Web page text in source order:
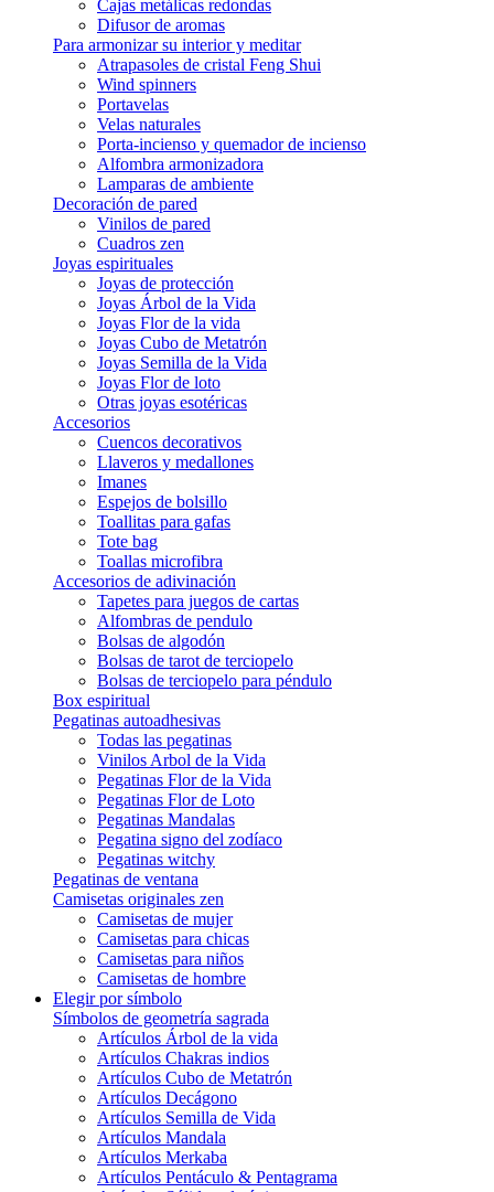
Cajas metálicas redondas
Difusor de aromas
Para armonizar su interior y meditar
Atrapasoles de cristal Feng Shui
Wind spinners
Portavelas
Velas naturales
Porta-incienso y quemador de incienso
Alfombra armonizadora
Lamparas de ambiente
Decoración de pared
Vinilos de pared
Cuadros zen
Joyas espirituales
Joyas de protección
Joyas Árbol de la Vida
Joyas Flor de la vida
Joyas Cubo de Metatrón
Joyas Semilla de la Vida
Joyas Flor de loto
Otras joyas esotéricas
Accesorios
Cuencos decorativos
Llaveros y medallones
Imanes
Espejos de bolsillo
Toallitas para gafas
Tote bag
Toallas microfibra
Accesorios de adivinación
Tapetes para juegos de cartas
Alfombras de pendulo
Bolsas de algodón
Bolsas de tarot de terciopelo
Bolsas de terciopelo para péndulo
Box espiritual
Pegatinas autoadhesivas
Todas las pegatinas
Vinilos Arbol de la Vida
Pegatinas Flor de la Vida
Pegatinas Flor de Loto
Pegatinas Mandalas
Pegatina signo del zodíaco
Pegatinas witchy
Pegatinas de ventana
Camisetas originales zen
Camisetas de mujer
Camisetas para chicas
Camisetas para niños
Camisetas de hombre
Elegir por símbolo
Símbolos de geometría sagrada
Artículos Árbol de la vida
Artículos Chakras indios
Artículos Cubo de Metatrón
Artículos Decágono
Artículos Semilla de Vida
Artículos Mandala
Artículos Merkaba
Artículos Pentáculo & Pentagrama